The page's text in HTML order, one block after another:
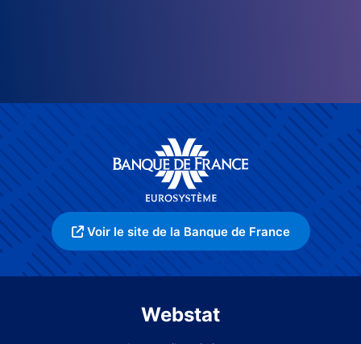
Voir le site de la Banque de France
Webstat